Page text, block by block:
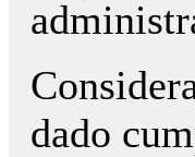
dado